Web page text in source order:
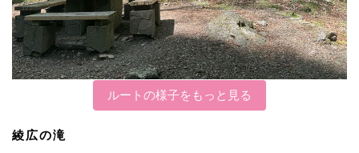
ルートの様子をもっと見る
綾広の滝